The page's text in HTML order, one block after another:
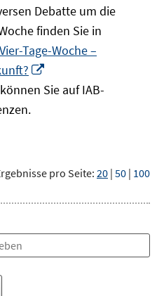
Debatte um die
finden Sie in
Vier-Tage-Woche –
neuem
Sie auf IAB-
pro Seite:20 | 50 | 100